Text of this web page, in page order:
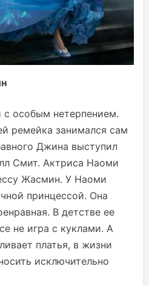
особым нетерпением.
ремейка занимался сам
Джина выступил
Смит. Актриса Наоми
Жасмин. У Наоми
принцессой. Она
В детстве ее
не игра с куклами. А
платья, в жизни
исключительно